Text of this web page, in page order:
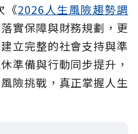
《2026人生風險趨勢調
實保障與財務規劃，更
立完整的社會支持與準
準備與行動同步提升，
險挑戰，真正掌握人生